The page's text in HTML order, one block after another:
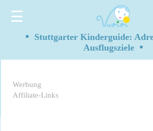
☰
• Stuttgarter Kinderguide:
Ausflugsziele •
Werbung
Affiliate-Links